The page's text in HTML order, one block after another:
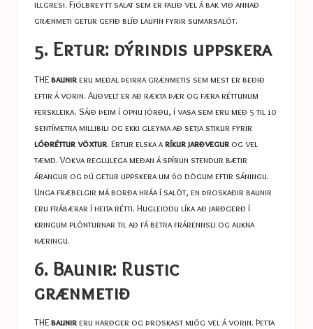
illgresi. Fjölbreytt salat sem er falið vel á bak við annað
grænmeti getur gefið blíð laufin fyrir sumarsalöt.
5. Ertur: dýrindis uppskera
THEbaunireru meðal þeirra grænmetis sem mest er beðið
eftir á vorin. Auðvelt er að rækta þær og færa réttunum
ferskleika. Sáið þeim í opnu jörðu, í vasa sem eru með 5 til 10
sentímetra millibili og ekki gleyma að setja stikur fyrir
lóðréttur vöxtur. Ertur elska aríkur jarðvegur og vel
tæmd. Vökva reglulega meðan á spírun stendur bætir
árangur og þú getur uppskera um 60 dögum eftir sáningu.
Unga fræbelgir má borða hráa í salöt, en þroskaðir baunir
eru frábærar í heita rétti. Hugleiddu líka að jarðgerð í
kringum plönturnar til að fá betra frárennsli og aukna
næringu.
6. Baunir: Rustic
grænmetið
THEbaunireru harðger og þroskast mjög vel á vorin. Þetta